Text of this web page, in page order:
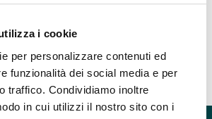
i cookie
per personalizzare contenuti ed
funzionalità dei social media e per
traffico. Condividiamo inoltre
in cui utilizzi il nostro sito con i